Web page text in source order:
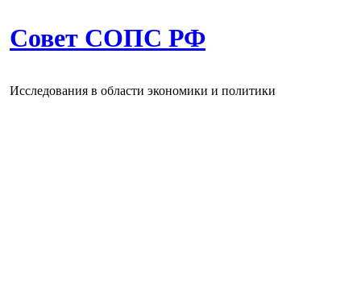
Совет СОПС РФ
Исследования в области экономики и политики